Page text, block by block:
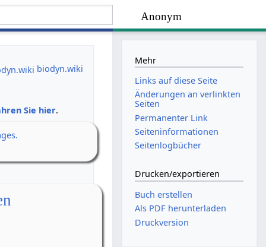
Anonym
biodyn.wiki
Sie hier.
Mehr
Links auf diese Seite
Änderungen an verlinkten
Seiten
Permanenter Link
Seiten­­informationen
Seitenlogbücher
Drucken/­exportieren
Buch erstellen
Als PDF herunterladen
Druckversion